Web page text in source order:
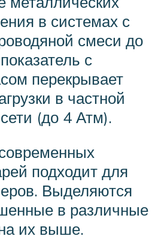
в системах с
смеси до
с
перекрывает
в частной
(до 4 Атм).
подходит для
Выделяются
в различные
их выше.